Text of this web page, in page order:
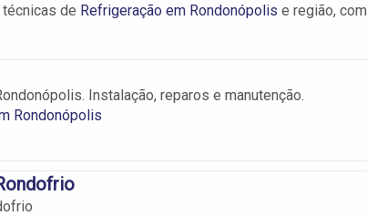
de Refrigeração em Rondonópolis e região, com
Instalação, reparos e manutenção.
Rondonópolis